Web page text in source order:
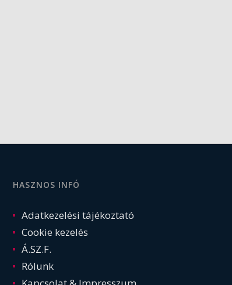
HASZNOS INFÓ
Adatkezelési tájékoztató
Cookie kezelés
Á.SZ.F.
Rólunk